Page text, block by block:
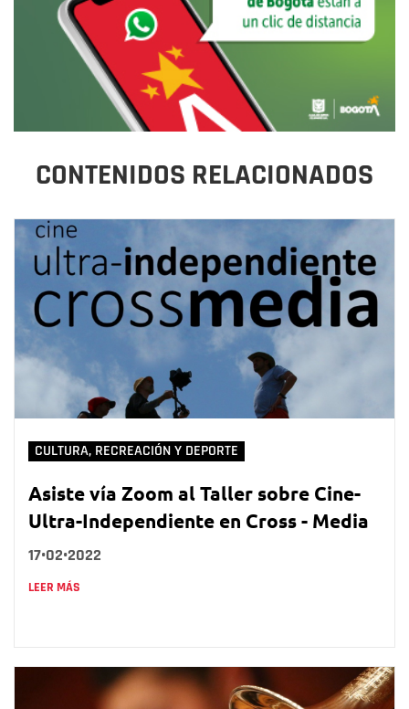
CONTENIDOS RELACIONADOS
CULTURA, RECREACIÓN Y DEPORTE
Asiste vía Zoom al Taller sobre Cine-
Ultra-Independiente en Cross - Media
17•02•2022
LEER MÁS